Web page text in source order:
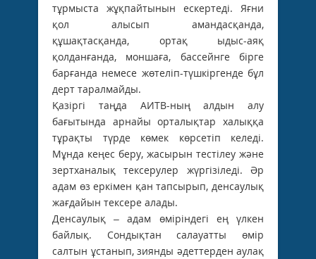
тұрмыста жұқпайтынын ескертеді. Яғни
қол алысып амандасқанда,
құшақтасқанда, ортақ ыдыс-аяқ
қолданғанда, моншаға, бассейнге бірге
барғанда немесе жөтеліп-түшкіргенде бұл
дерт таралмайды.
Қазіргі таңда АИТВ-ның алдын алу
бағытында арнайы орталықтар халыққа
тұрақты түрде көмек көрсетіп келеді.
Мұнда кеңес беру, жасырын тестілеу және
зертханалық тексерулер жүргізіледі. Әр
адам өз еркімен қан тапсырып, денсаулық
жағдайын тексере алады.
Денсаулық – адам өміріндегі ең үлкен
байлық. Сондықтан салауатты өмір
салтын ұстанып, зиянды әдеттерден аулақ